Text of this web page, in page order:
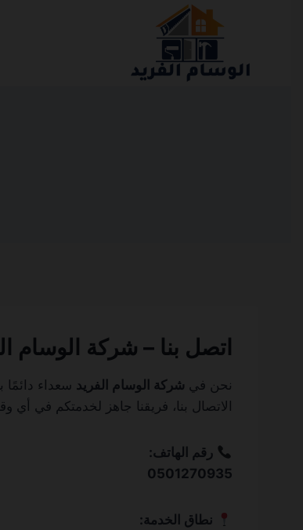
اتصل بنا – شركة الوسام
نحن في شركة الوسام الفريد سعداء
الاتصال بنا، فريقنا جاهز لخدمتكم في أي
رقم الهاتف:
0501270935
نطاق الخدمة: